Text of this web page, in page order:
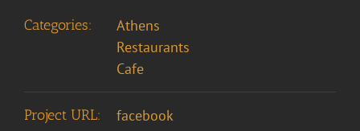
Categories:
Athens
Restaurants
Cafe
Project URL: facebook